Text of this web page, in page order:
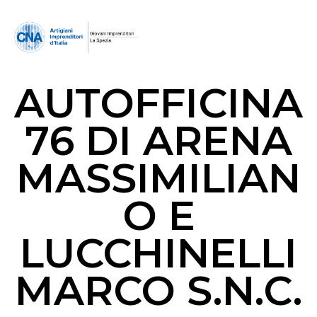
AUTOFFICINA
76 DI ARENA
MASSIMILIAN
O E
LUCCHINELLI
MARCO S.N.C.